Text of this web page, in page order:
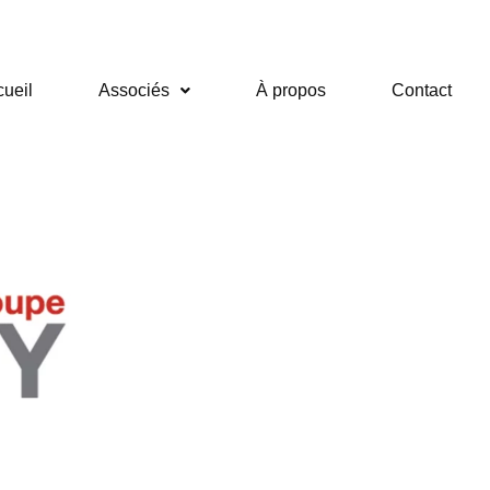
Associés À propos Contact